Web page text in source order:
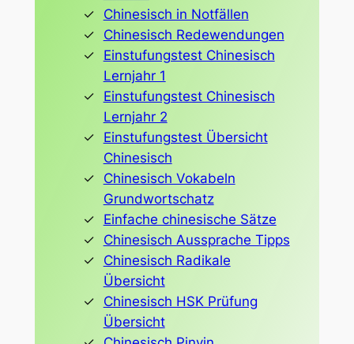
Chinesisch in Notfällen
Chinesisch Redewendungen
Einstufungstest Chinesisch
Lernjahr 1
Einstufungstest Chinesisch
Lernjahr 2
Einstufungstest Übersicht
Chinesisch
Chinesisch Vokabeln
Grundwortschatz
Einfache chinesische Sätze
Chinesisch Aussprache Tipps
Chinesisch Radikale
Übersicht
Chinesisch HSK Prüfung
Übersicht